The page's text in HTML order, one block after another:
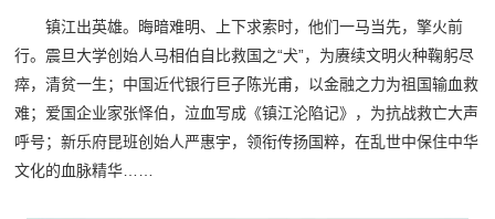
镇江出英雄。晦暗难明、上下求索时，他们一马当先，擎火前
行。震旦大学创始人马相伯自比救国之“犬”，为赓续文明火种鞠躬尽
瘁，清贫一生；中国近代银行巨子陈光甫，以金融之力为祖国输血救
难；爱国企业家张怿伯，泣血写成《镇江沦陷记》，为抗战救亡大声
呼号；新乐府昆班创始人严惠宇，领衔传扬国粹，在乱世中保住中华
文化的血脉精华……